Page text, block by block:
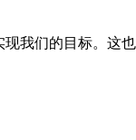
我们的目标。这也